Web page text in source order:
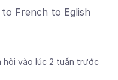
French to Eglish
hỏi vào lúc 2 tuần trước